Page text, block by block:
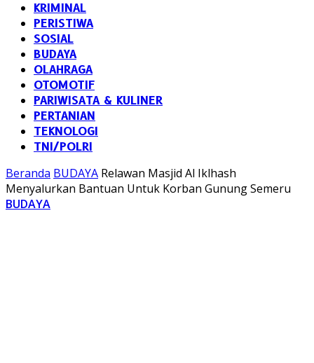
KRIMINAL
PERISTIWA
SOSIAL
BUDAYA
OLAHRAGA
OTOMOTIF
PARIWISATA & KULINER
PERTANIAN
TEKNOLOGI
TNI/POLRI
Beranda BUDAYA Relawan Masjid Al Iklhash
Menyalurkan Bantuan Untuk Korban Gunung Semeru
BUDAYA